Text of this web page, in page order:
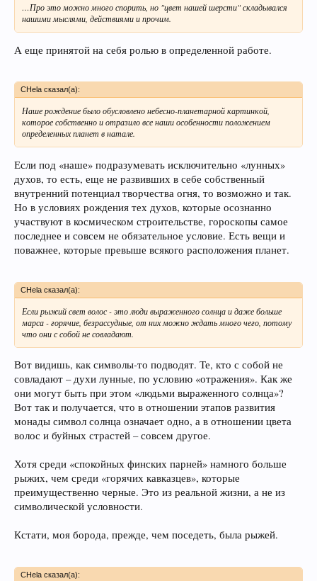
…Про это можно много спорить, но "цвет нашей шерсти" складывался
нашими мыслями, действиями и прочим.
А еще принятой на себя ролью в определенной работе.
CHela сказал(а):
Наше рождение было обусловлено небесно-планетарной картинкой,
которое собственно и отразило все наши особенности положением
определенных планет в натале.
Если под «наше» подразумевать исключительно «лунных»
духов, то есть, еще не развивших в себе собственный
внутренний потенциал творчества огня, то возможно и так.
Но в условиях рождения тех духов, которые осознанно
участвуют в космическом строительстве, гороскопы самое
последнее и совсем не обязательное условие. Есть вещи и
поважнее, которые превыше всякого расположения планет.
CHela сказал(а):
Если рыжий свет волос - это люди выраженного солнца и даже больше
марса - горячие, безрассудные, от них можно ждать много чего, потому
что они с собой не совладают.
Вот видишь, как символы-то подводят. Те, кто с собой не
совладают – духи лунные, по условию «отражения». Как же
они могут быть при этом «людьми выраженного солнца»?
Вот так и получается, что в отношении этапов развития
монады символ солнца означает одно, а в отношении цвета
волос и буйных страстей – совсем другое.
Хотя среди «спокойных финских парней» намного больше
рыжих, чем среди «горячих кавказцев», которые
преимущественно черные. Это из реальной жизни, а не из
символической условности.
Кстати, моя борода, прежде, чем поседеть, была рыжей.
CHela сказал(а):